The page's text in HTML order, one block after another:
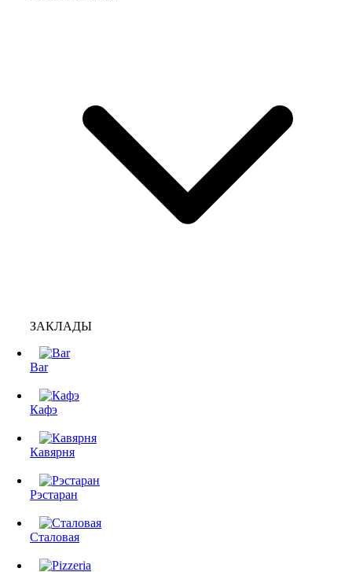
ЗАКЛАДЫ
Bar
Кафэ
Кавярня
Рэстаран
Сталовая